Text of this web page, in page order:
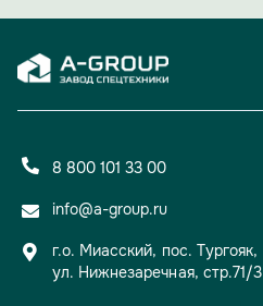
8 800 101 33 00
info@a-group.ru
г.о. Миасский, пос. Тургояк,
ул. Нижнезаречная, стр.71/3